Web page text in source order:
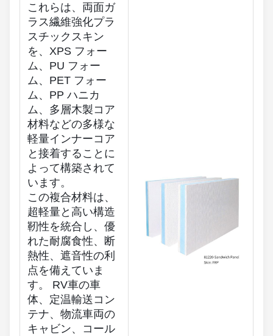
これらは、両面ガ
ラス繊維強化プラ
スチックスキン
を、XPS フォー
ム、PU フォー
ム、PET フォー
ム、PP ハニカ
ム、多層木製コア
材料などの多様な
軽量インナーコア
と接着することに
よって構築されて
います。
この複合材料は、
超軽量と高い構造
靭性を統合し、優
れた耐腐食性、断
熱性、遮音性の利
点を備えていま
す。 RV車の車
体、定温輸送コン
テナ、物流車両の
キャビン、コール